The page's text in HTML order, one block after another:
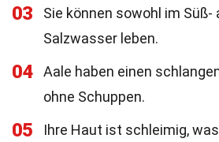
03
Sie können sowohl im Süß-
Salzwasser leben.
04
Aale haben einen
ohne Schuppen.
05
Ihre Haut ist schleimig,